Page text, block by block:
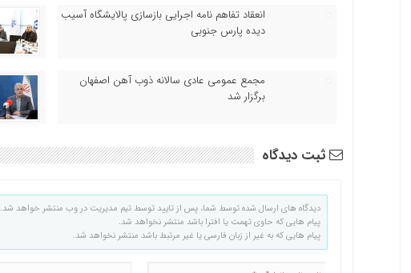
انعقاد تفاهم نامه اجرایی بازسازی پالایشگاه آسیب
دیده پارس جنوبی
مجمع عمومی عادی سالانه ذوب آهن اصفهان
برگزار شد
ثبت دیدگاه
دیدگاه های ارسال شده توسط شما، پس از تایید توسط تیم مدیریت در وب منتشر خواهد شد.
پیام هایی که حاوی تهمت یا افترا باشد منتشر نخواهد شد.
پیام هایی که به غیر از زبان فارسی یا غیر مرتبط باشد منتشر نخواهد شد.